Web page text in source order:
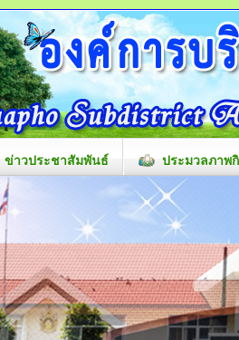
ข่าวประชาสัมพันธ์ ประมวลภาพ